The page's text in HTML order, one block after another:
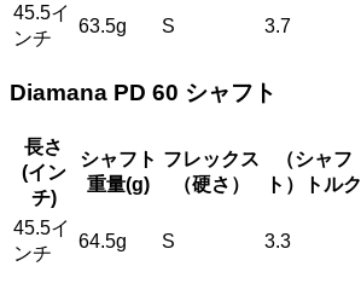
45.5イ
ンチ
63.5g S 3.7
Diamana PD 60 シャフト
長さ
(イン
チ)
シャフト
重量(g)
フレックス
（硬さ）
（シャフ
ト）トルク
45.5イ
ンチ
64.5g S 3.3